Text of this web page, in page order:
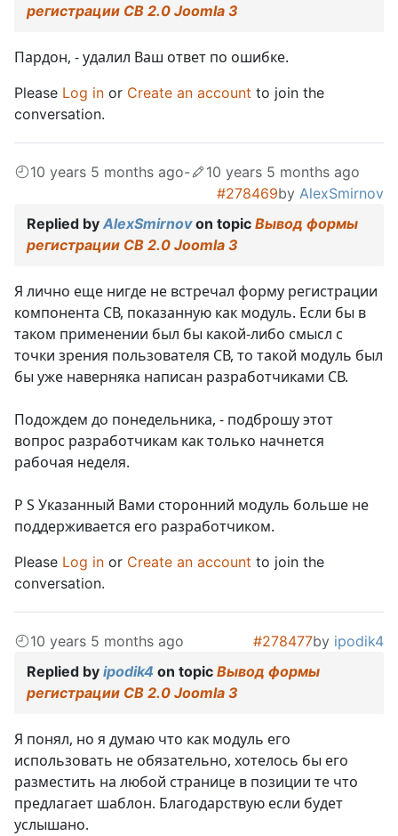
регистрации CB 2.0 Joomla 3
Пардон, - удалил Ваш ответ по ошибке.
Please Log in or Create an account to join the
conversation.
10 years 5 months ago-
10 years 5 months ago
#278469by AlexSmirnov
Replied by AlexSmirnovon topic Вывод формы
регистрации CB 2.0 Joomla 3
Я лично еще нигде не встречал форму регистрации
компонента СВ, показанную как модуль. Если бы в
таком применении был бы какой-либо смысл с
точки зрения пользователя СВ, то такой модуль был
бы уже наверняка написан разработчиками СВ.
Подождем до понедельника, - подброшу этот
вопрос разработчикам как только начнется
рабочая неделя.
P S Указанный Вами сторонний модуль больше не
поддерживается его разработчиком.
Please Log in or Create an account to join the
conversation.
10 years 5 months ago #278477by ipodik4
Replied by ipodik4 on topic Вывод формы
регистрации CB 2.0 Joomla 3
Я понял, но я думаю что как модуль его
использовать не обязательно, хотелось бы его
разместить на любой странице в позиции те что
предлагает шаблон. Благодарствую если будет
услышано.